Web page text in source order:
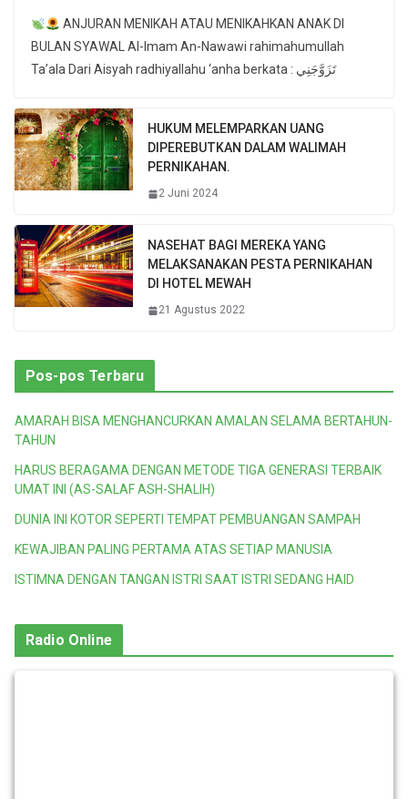
ANJURAN MENIKAH ATAU MENIKAHKAN ANAK DI
BULAN SYAWAL Al-Imam An-Nawawi rahimahumullah
Ta’ala Dari Aisyah radhiyallahu ‘anha berkata : تَزَوَّجَنِي
HUKUM MELEMPARKAN UANG
DIPEREBUTKAN DALAM WALIMAH
PERNIKAHAN.
2 Juni 2024
NASEHAT BAGI MEREKA YANG
MELAKSANAKAN PESTA PERNIKAHAN
DI HOTEL MEWAH
21 Agustus 2022
Pos-pos Terbaru
AMARAH BISA MENGHANCURKAN AMALAN SELAMA BERTAHUN-
TAHUN
HARUS BERAGAMA DENGAN METODE TIGA GENERASI TERBAIK
UMAT INI (AS-SALAF ASH-SHALIH)
DUNIA INI KOTOR SEPERTI TEMPAT PEMBUANGAN SAMPAH
KEWAJIBAN PALING PERTAMA ATAS SETIAP MANUSIA
ISTIMNA DENGAN TANGAN ISTRI SAAT ISTRI SEDANG HAID
Radio Online